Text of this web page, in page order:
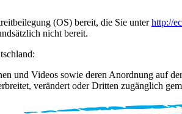
(OS) bereit, die Sie unterhttp://
nicht bereit.
und Videos sowie deren Anordnung auf
verändert oder Dritten zugänglich